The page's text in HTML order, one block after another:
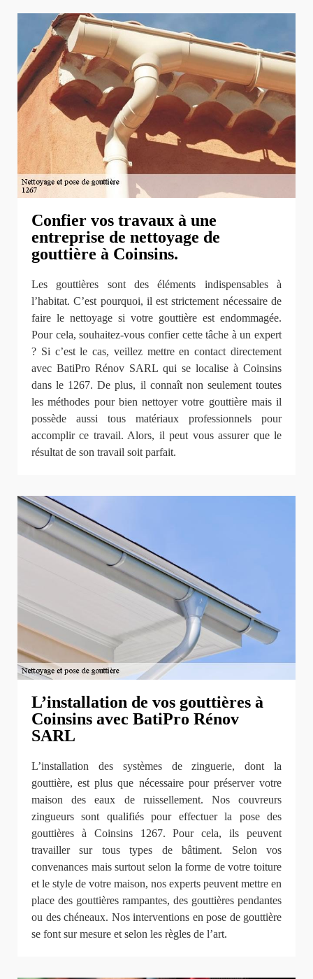
Confier vos travaux à une
entreprise de nettoyage de
gouttière à Coinsins.
Les gouttières sont des éléments indispensables à
l’habitat. C’est pourquoi, il est strictement nécessaire de
faire le nettoyage si votre gouttière est endommagée.
Pour cela, souhaitez-vous confier cette tâche à un expert
? Si c’est le cas, veillez mettre en contact directement
avec BatiPro Rénov SARL qui se localise à Coinsins
dans le 1267. De plus, il connaît non seulement toutes
les méthodes pour bien nettoyer votre gouttière mais il
possède aussi tous matériaux professionnels pour
accomplir ce travail. Alors, il peut vous assurer que le
résultat de son travail soit parfait.
L’installation de vos gouttières à
Coinsins avec BatiPro Rénov
SARL
L’installation des systèmes de zinguerie, dont la
gouttière, est plus que nécessaire pour préserver votre
maison des eaux de ruissellement. Nos couvreurs
zingueurs sont qualifiés pour effectuer la pose des
gouttières à Coinsins 1267. Pour cela, ils peuvent
travailler sur tous types de bâtiment. Selon vos
convenances mais surtout selon la forme de votre toiture
et le style de votre maison, nos experts peuvent mettre en
place des gouttières rampantes, des gouttières pendantes
ou des chéneaux. Nos interventions en pose de gouttière
se font sur mesure et selon les règles de l’art.